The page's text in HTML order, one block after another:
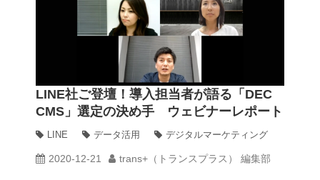
LINE社ご登壇！導入担当者が語る「DEC
CMS」選定の決め手 ウェビナーレポート
LINE データ活用 デジタルマーケティング
2020-12-21 trans+（トランスプラス） 編集部